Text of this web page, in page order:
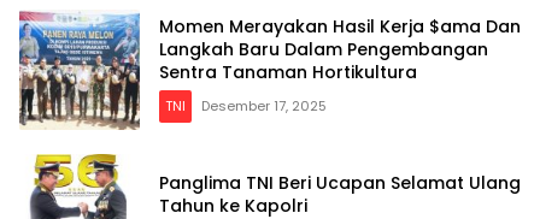
Momen Merayakan Hasil Kerja $ama Dan
Langkah Baru Dalam Pengembangan
Sentra Tanaman Hortikultura
TNI Desember 17, 2025
Panglima TNI Beri Ucapan Selamat Ulang
Tahun ke Kapolri